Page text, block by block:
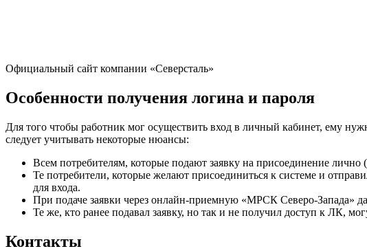
Официальный сайт компании «Северсталь»
Особенности получения логина и пароля
Для того чтобы работник мог осуществить вход в личный кабинет, ему
следует учитывать некоторые нюансы:
Всем потребителям, которые подают заявку на присоединение
Те потребители, которые желают присоединиться к системе и
для входа.
При подаче заявки через онлайн-приемную «МРСК Северо-Запада»
Те же, кто ранее подавал заявку, но так и не получил доступ к ЛК,
Контакты